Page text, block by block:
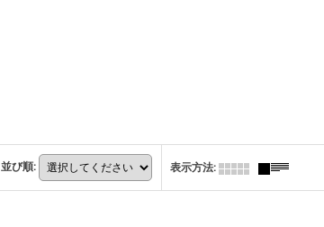
並び順: 表示方法: